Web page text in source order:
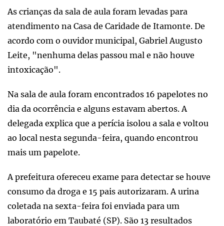
As crianças da sala de aula foram levadas para
atendimento na Casa de Caridade de Itamonte. De
acordo com o ouvidor municipal, Gabriel Augusto
Leite, "nenhuma delas passou mal e não houve
intoxicação".
Na sala de aula foram encontrados 16 papelotes no
dia da ocorrência e alguns estavam abertos. A
delegada explica que a perícia isolou a sala e voltou
ao local nesta segunda-feira, quando encontrou
mais um papelote.
A prefeitura ofereceu exame para detectar se houve
consumo da droga e 15 pais autorizaram. A urina
coletada na sexta-feira foi enviada para um
laboratório em Taubaté (SP). São 13 resultados